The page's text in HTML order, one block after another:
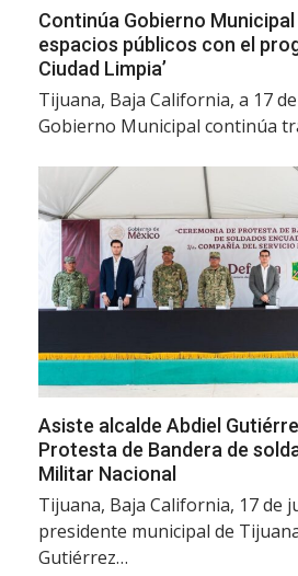
Continúa Gobierno
espacios públicos con el
Ciudad Limpia’
Tijuana, Baja California, a 17
Gobierno Municipal continúa
Asiste alcalde Abdiel
Protesta de Bandera de
Militar Nacional
Tijuana, Baja California, 17 de
presidente municipal de
Gutiérrez…